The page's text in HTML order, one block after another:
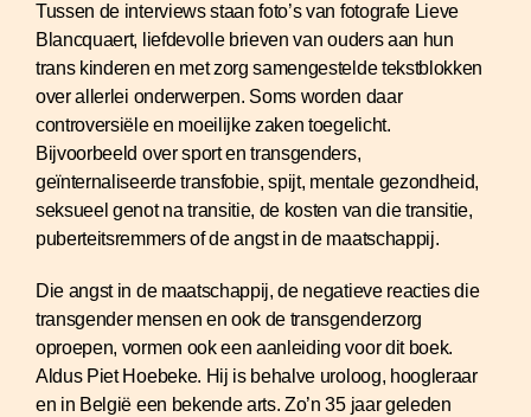
Tussen de interviews staan foto’s van fotografe Lieve
Blancquaert, liefdevolle brieven van ouders aan hun
trans kinderen en met zorg samengestelde tekstblokken
over allerlei onderwerpen. Soms worden daar
controversiële en moeilijke zaken toegelicht.
Bijvoorbeeld over sport en transgenders,
geïnternaliseerde transfobie, spijt, mentale gezondheid,
seksueel genot na transitie, de kosten van die transitie,
puberteitsremmers of de angst in de maatschappij.
Die angst in de maatschappij, de negatieve reacties die
transgender mensen en ook de transgenderzorg
oproepen, vormen ook een aanleiding voor dit boek.
Aldus Piet Hoebeke. Hij is behalve uroloog, hoogleraar
en in België een bekende arts. Zo’n 35 jaar geleden